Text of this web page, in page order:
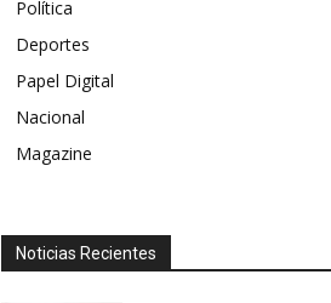
Política
Deportes
Papel Digital
Nacional
Magazine
Noticias Recientes